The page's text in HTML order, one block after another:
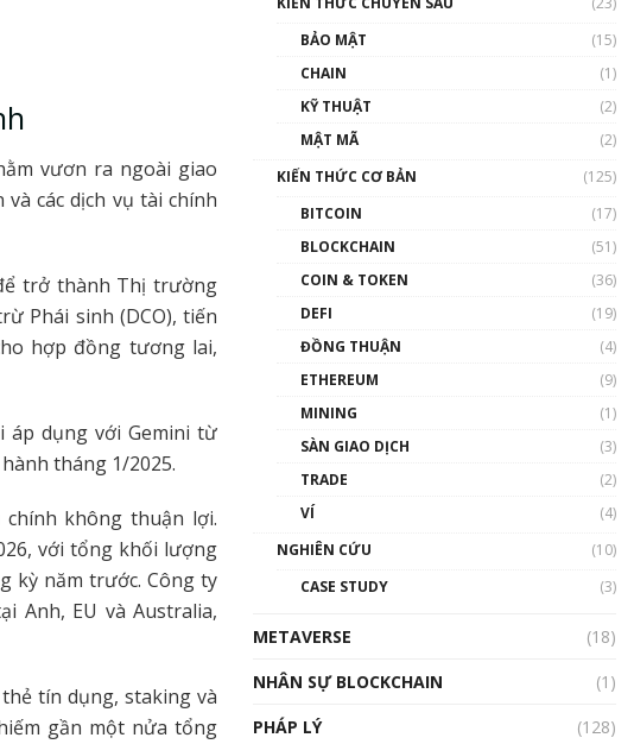
vươn ra ngoài giao
các dịch vụ tài chính
trở thành Thị trường
Phái sinh (DCO), tiến
hợp đồng tương lai,
áp dụng với Gemini từ
tháng 1/2025.
không thuận lợi.
với tổng khối lượng
kỳ năm trước. Công ty
Anh, EU và Australia,
tín dụng, staking và
gần một nửa tổng
hệ sinh thái tiền mã hoá |
Blockchain
Nhân sự tương lại ngành
Blockchain Việt Nam | Phổ
cập Blockchain
Blockchain đang được ứng
01:34:46
BẢO MẬT
(15)
CHAIN
(1)
KỸ THUẬT
(2)
MẬT MÃ
(2)
KIẾN THỨC CƠ BẢN
(125)
BITCOIN
(17)
BLOCKCHAIN
(51)
COIN & TOKEN
(36)
DEFI
(19)
ĐỒNG THUẬN
(4)
ETHEREUM
(9)
MINING
(1)
SÀN GIAO DỊCH
(3)
TRADE
(2)
VÍ
(4)
NGHIÊN CỨU
(10)
CASE STUDY
(3)
METAVERSE
(18)
NHÂN SỰ BLOCKCHAIN
(1)
PHÁP LÝ
(128)